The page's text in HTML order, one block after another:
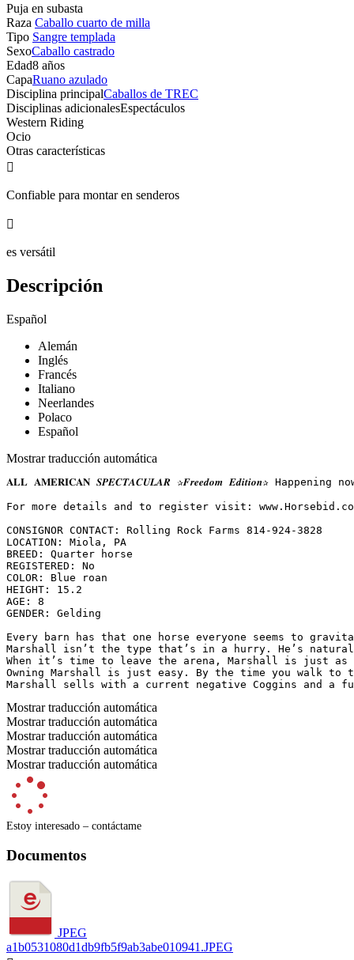
Puja en subasta
Raza Caballo cuarto de milla
Tipo Sangre templada
SexoCaballo castrado
Edad8 años
CapaRuano azulado
Disciplina principalCaballos de TREC
Disciplinas adicionalesEspectáculos
Western Riding
Ocio
Otras características

Confiable para montar en senderos

es versátil
Descripción
Español
Alemán
Inglés
Francés
Italiano
Neerlandes
Polaco
Español
Mostrar traducción automática
𝐀𝐋𝐋 𝐀𝐌𝐄𝐑𝐈𝐂𝐀𝐍 𝑺𝑷𝑬𝑪𝑻𝑨𝑪𝑼𝑳𝑨𝑹 ✰𝑭𝒓𝒆𝒆𝒅𝒐𝒎 𝑬𝒅𝒊𝒕𝒊𝒐𝒏✰
For more details and to register visit:
CONSIGNOR CONTACT: Rolling Rock Farms 814-924-3828
LOCATION: Miola, PA
BREED: Quarter horse
REGISTERED: No
COLOR: Blue roan
HEIGHT: 15.2
AGE: 8
GENDER: Gelding
Every barn has that one horse everyone seems to
Marshall isn’t the type that’s in a hurry. He’s
When it’s time to leave the arena, Marshall is just
Owning Marshall is just easy. By the time you walk
Marshall sells with a current negative Coggins and a
Mostrar traducción automática
Mostrar traducción automática
Mostrar traducción automática
Mostrar traducción automática
Mostrar traducción automática
Estoy interesado – contáctame
Documentos
JPEG
a1b0531080d1db9fb5f9ab3abe010941.JPEG